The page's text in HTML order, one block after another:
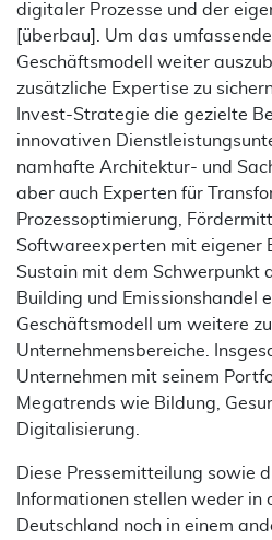
digitaler Prozesse und der
[überbau]. Um das
Geschäftsmodell weiter
zusätzliche Expertise zu
Invest-Strategie die gezielte
innovativen
namhafte Architektur- und
aber auch Experten für
Prozessoptimierung,
Softwareexperten mit eigener
Sustain mit dem Schwerpunkt
Building und Emissionshandel
Geschäftsmodell um weitere
Unternehmensbereiche.
Unternehmen mit seinem
Megatrends wie Bildung,
Digitalisierung.
Diese Pressemitteilung sowie
Informationen stellen weder in
Deutschland noch in einem